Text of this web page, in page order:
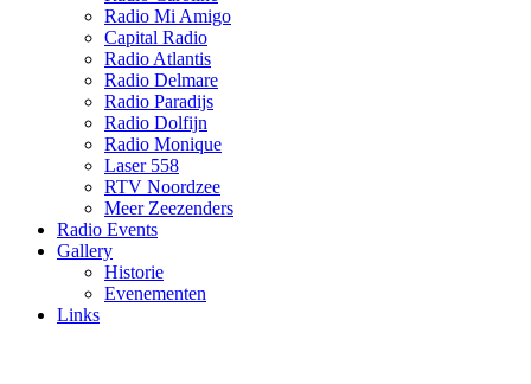
Radio Mi Amigo
Capital Radio
Radio Atlantis
Radio Delmare
Radio Paradijs
Radio Dolfijn
Radio Monique
Laser 558
RTV Noordzee
Meer Zeezenders
Radio Events
Gallery
Historie
Evenementen
Links